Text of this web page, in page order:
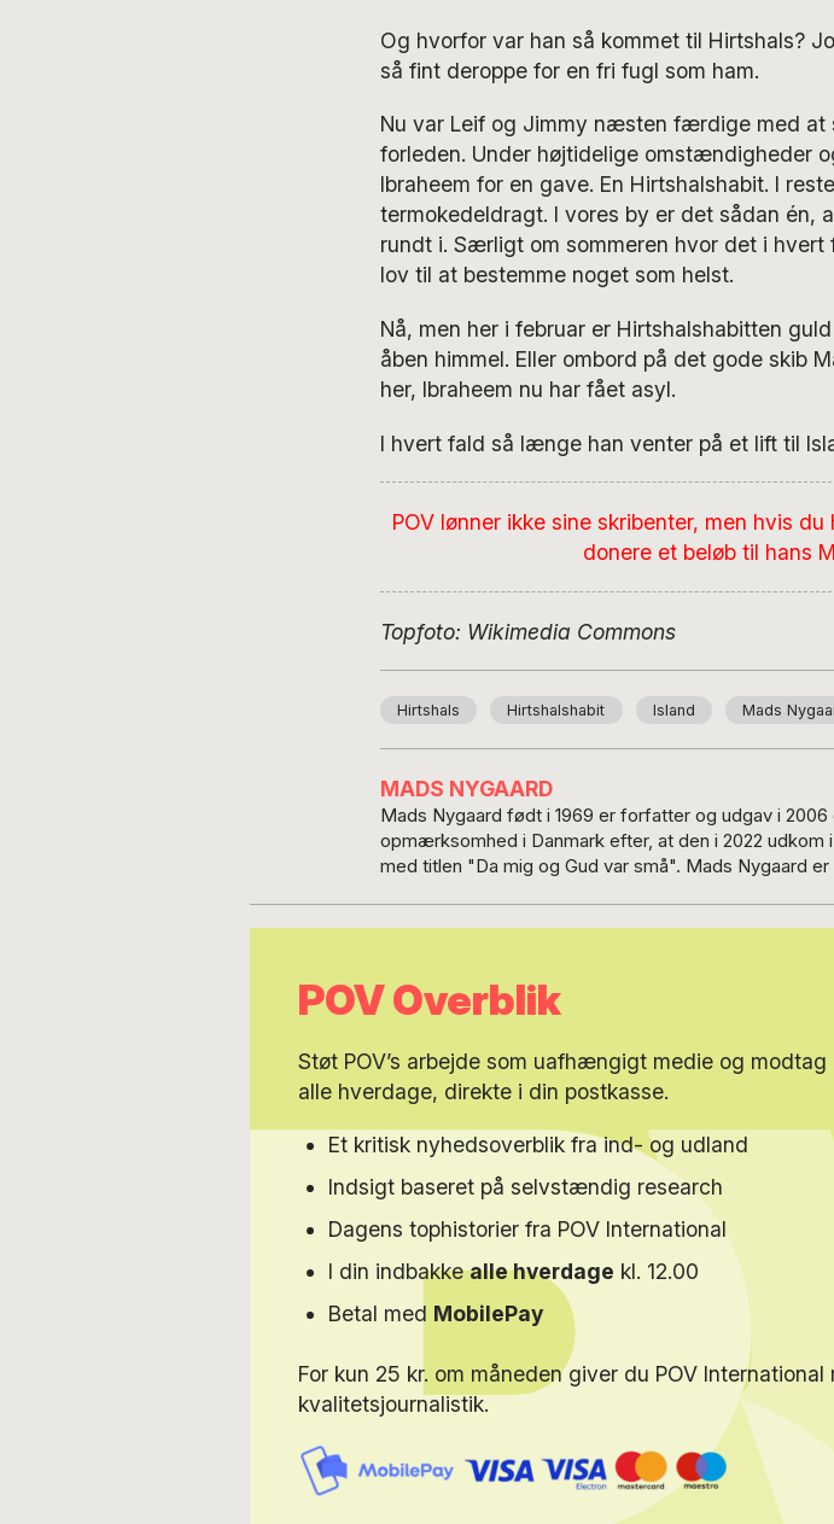
Og hvorfor var han så kommet til Hirtshals?
så fint deroppe for en fri fugl som ham.
Nu var Leif og Jimmy næsten færdige med at
forleden. Under højtidelige omstændigheder
Ibraheem for en gave. En Hirtshalshabit. I
termokedeldragt. I vores by er det sådan én,
rundt i. Særligt om sommeren hvor det i
lov til at bestemme noget som helst.
Nå, men her i februar er Hirtshalshabitten
åben himmel. Eller ombord på det gode skib
her, Ibraheem nu har fået asyl.
I hvert fald så længe han venter på et lift til
POV lønner ikke sine skribenter, men hvis
donere et beløb til hans
Topfoto: Wikimedia Commons
Hirtshals Hirtshalshabit Island Mads
MADS NYGAARD
Mads Nygaard født i 1969 er forfatter og udgav i
opmærksomhed i Danmark efter, at den i 2022 udkom
med titlen "Da mig og Gud var små". Mads Nygaard
POV Overblik
Støt POV’s arbejde som uafhængigt medie og modtag
alle hverdage, direkte i din postkasse.
Et kritisk nyhedsoverblik fra ind- og udland
Indsigt baseret på selvstændig research
Dagens tophistorier fra POV International
I din indbakkealle hverdage kl. 12.00
Betal med MobilePay
For kun 25 kr. om måneden giver du POV
kvalitetsjournalistik.